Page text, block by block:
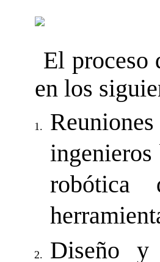
El proceso
en los
1.
robótica
2. Diseño y